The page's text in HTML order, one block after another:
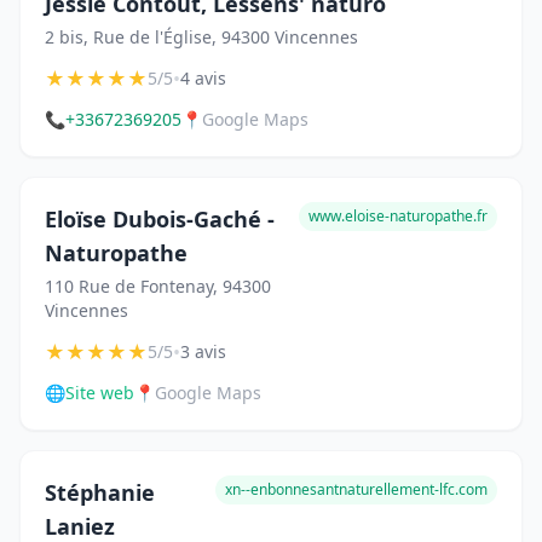
2 bis, Rue de l'Église, 94300 Vincennes
★★★★★5/5•4 avis
📞+33672369205 📍 Google Maps
Eloïse Dubois-Gaché -
Naturopathe
110 Rue de Fontenay, 94300
Vincennes
www.eloise-naturopathe.fr
★★★★★5/5•3 avis
🌐Site web 📍 Google Maps
Stéphanie
Laniez
xn--enbonnesantnaturellement-lfc.com